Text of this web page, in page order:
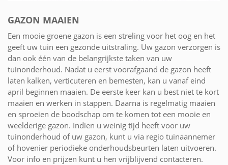
GAZON MAAIEN
Een mooie groene gazon is een streling voor het oog en het
geeft uw tuin een gezonde uitstraling. Uw gazon verzorgen is
dan ook één van de belangrijkste taken van uw
tuinonderhoud. Nadat u eerst voorafgaand de gazon heeft
laten kalken, verticuteren en bemesten, kan u vanaf eind
april beginnen maaien. De eerste keer kan u best niet te kort
maaien en werken in stappen. Daarna is regelmatig maaien
en sproeien de boodschap om te komen tot een mooie en
weelderige gazon. Indien u weinig tijd heeft voor uw
tuinonderhoud of uw gazon, kunt u via regio tuinaannemer
of hovenier periodieke onderhoudsbeurten laten uitvoeren.
Voor info en prijzen kunt u hen vrijblijvend contacteren.